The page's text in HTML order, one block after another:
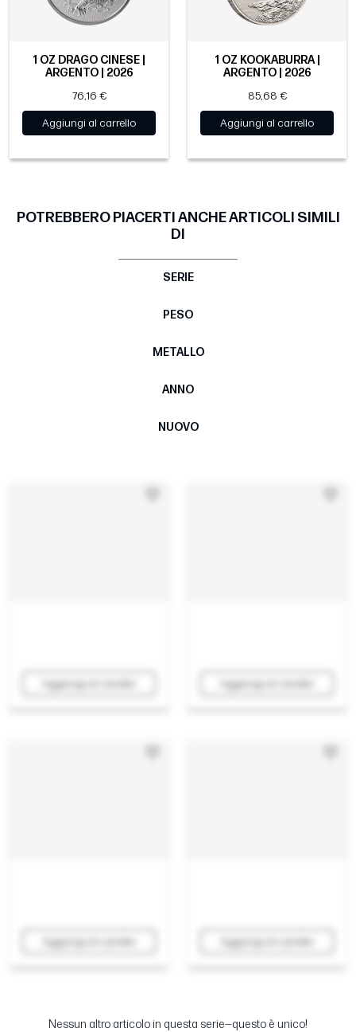
1 OZ DRAGO CINESE |
ARGENTO | 2026
76,16 €
Aggiungi al carrello
1 OZ KOOKABURRA |
ARGENTO | 2026
85,68 €
Aggiungi al carrello
POTREBBERO PIACERTI ANCHE ARTICOLI SIMILI
DI
SERIE
PESO
METALLO
ANNO
NUOVO
Aggiungi al carrello Aggiungi al carrello
Aggiungi al carrello Aggiungi al carrello
Nessun altro articolo in questa serie—questo è unico!